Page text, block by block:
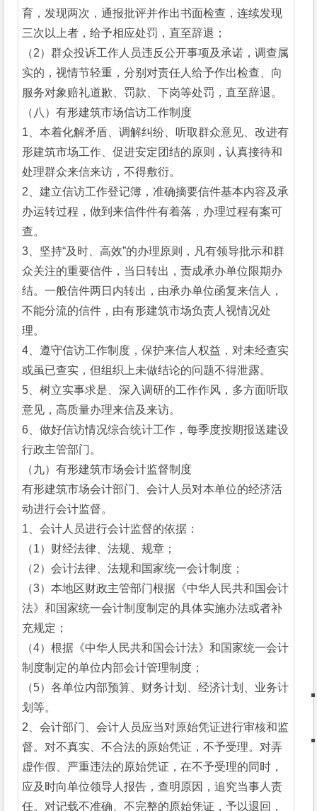
育，发现两次，通报批评并作出书面检查，连续发现
三次以上者，给予相应处罚，直至辞退；
（2）群众投诉工作人员违反公开事项及承诺，调查属
实的，视情节轻重，分别对责任人给予作出检查、向
服务对象赔礼道歉、罚款、下岗等处罚，直至辞退。
（八）有形建筑市场信访工作制度
1、本着化解矛盾、调解纠纷、听取群众意见、改进有
形建筑市场工作、促进安定团结的原则，认真接待和
处理群众来信来访，不得敷衍。
2、建立信访工作登记簿，准确摘要信件基本内容及承
办运转过程，做到来信件件有着落，办理过程有案可
查。
3、坚持“及时、高效”的办理原则，凡有领导批示和群
众关注的重要信件，当日转出，责成承办单位限期办
结。一般信件两日内转出，由承办单位函复来信人，
不能分流的信件，由有形建筑市场负责人视情况处
理。
4、遵守信访工作制度，保护来信人权益，对未经查实
或虽已查实，但组织上未做结论的问题不得泄露。
5、树立实事求是、深入调研的工作作风，多方面听取
意见，高质量办理来信及来访。
6、做好信访情况综合统计工作，每季度按期报送建设
行政主管部门。
（九）有形建筑市场会计监督制度
有形建筑市场会计部门、会计人员对本单位的经济活
动进行会计监督。
1、会计人员进行会计监督的依据：
（1）财经法律、法规、规章；
（2）会计法律、法规和国家统一会计制度；
（3）本地区财政主管部门根据《中华人民共和国会计
法》和国家统一会计制度制定的具体实施办法或者补
充规定；
（4）根据《中华人民共和国会计法》和国家统一会计
制度制定的单位内部会计管理制度；
（5）各单位内部预算、财务计划、经济计划、业务计
划等。
2、会计部门、会计人员应当对原始凭证进行审核和监
督。对不真实、不合法的原始凭证，不予受理。对弄
虚作假、严重违法的原始凭证，在不予受理的同时，
应及时向单位领导人报告，查明原因，追究当事人责
任。对记载不准确、不完整的原始凭证，予以退回，